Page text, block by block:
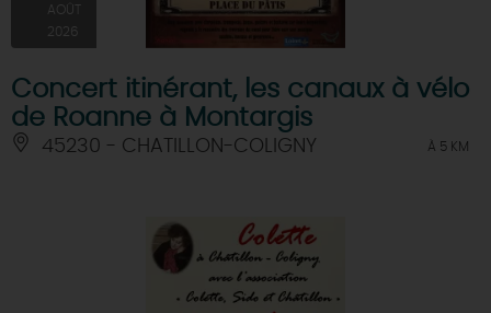
AOÛT
2026
Concert itinérant, les canaux à vélo
de Roanne à Montargis
45230 - CHATILLON-COLIGNY À 5 KM